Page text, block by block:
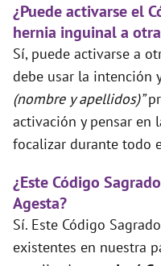
¿Puede activarse el
hernia inguinal a
Sí, puede activarse a
debe usar la intención
(nombre y apellidos)”
activación y pensar en
focalizar durante todo
¿Este Código
Agesta?
Sí. Este Código
existentes en nuestra